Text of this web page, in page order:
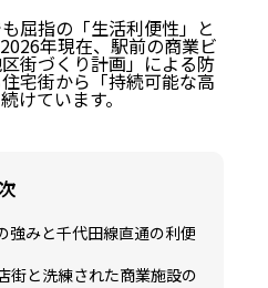
屈指の「生活利便性」と
年現在、駅前の商業ビ
街づくり計画」による防
宅街から「持続可能な高
けています。
強みと千代田線直通の利便
街と洗練された商業施設の